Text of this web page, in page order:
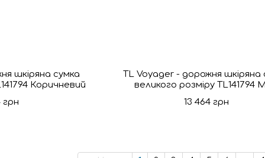
шкіряна сумка
Коричневий
грн
TL Voyager - дорожня шкіряна
великого розміру TL141794
13 464 грн